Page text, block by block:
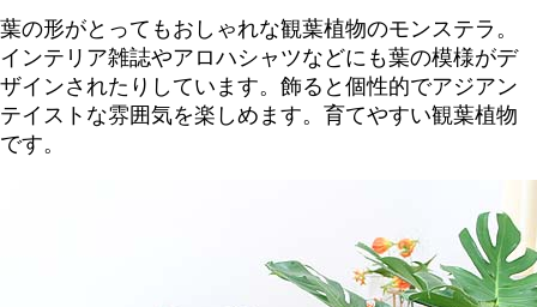
葉の形がとってもおしゃれな観葉植物のモンステラ。
インテリア雑誌やアロハシャツなどにも葉の模様がデ
ザインされたりしています。飾ると個性的でアジアン
テイストな雰囲気を楽しめます。育てやすい観葉植物
です。